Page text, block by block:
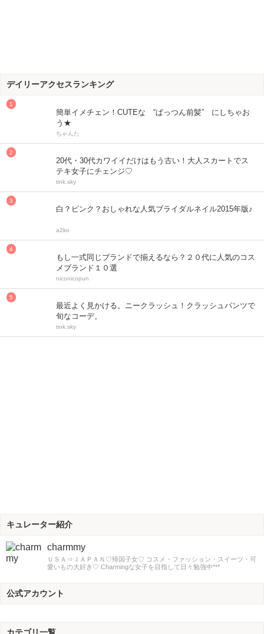
デイリーアクセスランキング
簡単イメチェン！CUTEな “ぱっつん前髪” にしちゃお
う★
ちゃんた
20代・30代カワイイだけはもう古い！大人スカートでス
テキ女子にチェンジ♡
tink.sky
白？ピンク？おしゃれな人気ブライダルネイル2015年版♪
a2ko
もし一式同じブランドで揃えるなら？２０代に人気のコス
メブランド１０選
niconicopun
最近よく見かける。ニークラッシュ！クラッシュパンツで
旬なコーデ。
tink.sky
キュレーター紹介
charmmy
ＵＳＡ⇒ＪＡＰＡＮ♡帰国子女♡ コスメ・ファッション・スイーツ・可
愛いもの大好き♡ Charmingな女子を目指して日々勉強中***
公式アカウント